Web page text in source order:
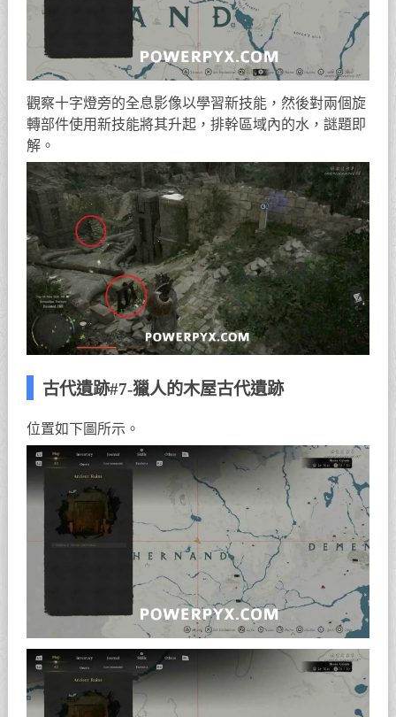
觀察十字燈旁的全息影像以學習新技能，然後對兩個旋
轉部件使用新技能將其升起，排幹區域內的水，謎題即
解。
古代遺跡#7-獵人的木屋古代遺跡
位置如下圖所示。